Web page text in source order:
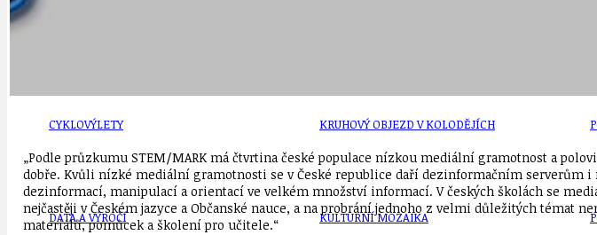
CYKLOVÝLETY
DATA A VÝROČÍ
KRUHOVÝ OBJEZD V KOLODĚJÍCH
KULTURNÍ MOZAIKA
„Podle průzkumu STEM/MARK má čtvrtina české populace nízkou mediální gramotnost a
dobře. Kvůli nízké mediální gramotnosti se v České republice daří dezinformačním
dezinformací, manipulací a orientací ve velkém množství informací. V českých školách se
nejčastěji v Českém jazyce a Občanské nauce, a na probrání jednoho z velmi důležitých témat
materiálů, pomůcek a školení pro učitele.“